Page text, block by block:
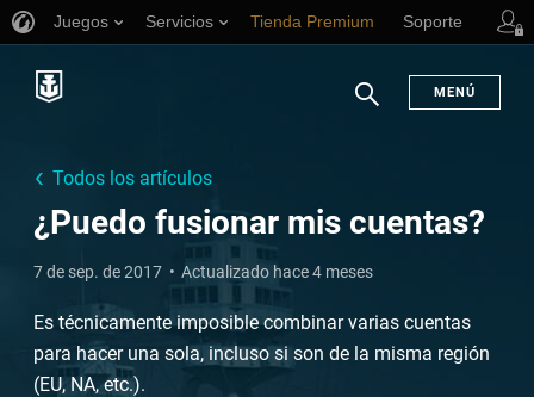
Juegos Servicios Tienda Premium Soporte
MENÚ
Todos los artículos
¿Puedo fusionar mis cuentas?
7 de sep. de 2017 Actualizado hace 4 meses
Es técnicamente imposible combinar varias cuentas
para hacer una sola, incluso si son de la misma región
(EU, NA, etc.).